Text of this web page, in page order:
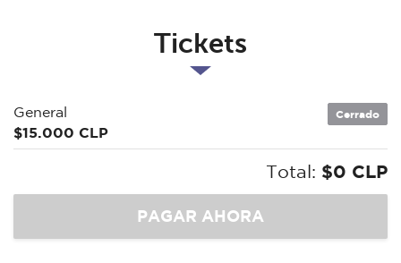
Tickets
General
$15.000 CLP
Cerrado
Total: $0 CLP